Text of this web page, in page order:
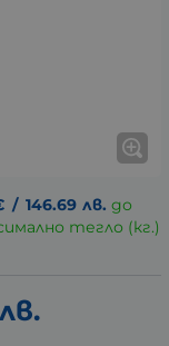
/ 146.69 лв. до
тегло (кг.)
лв.